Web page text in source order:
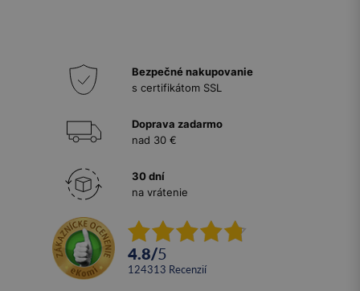
Bezpečné nakupovanie
s certifikátom SSL
Doprava zadarmo
nad 30 €
30 dní
na vrátenie
4.8/5
124313 recenzií